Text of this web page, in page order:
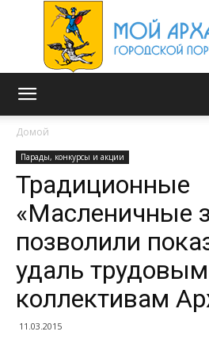
Домой
Парады, конкурсы и акции
Традиционные
«Масленичные
позволили
удаль трудовым
коллективам
11.03.2015